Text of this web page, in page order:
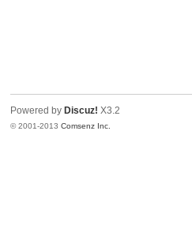
Powered by Discuz! X3.2
© 2001-2013Comsenz Inc.